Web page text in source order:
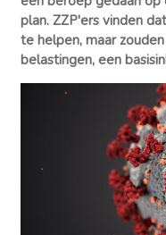
plan. ZZP'ers vinden
te helpen, maar
belastingen, een